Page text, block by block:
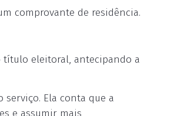
comprovante de residência.
eleitoral, antecipando a
serviço. Ela conta que a
e assumir mais